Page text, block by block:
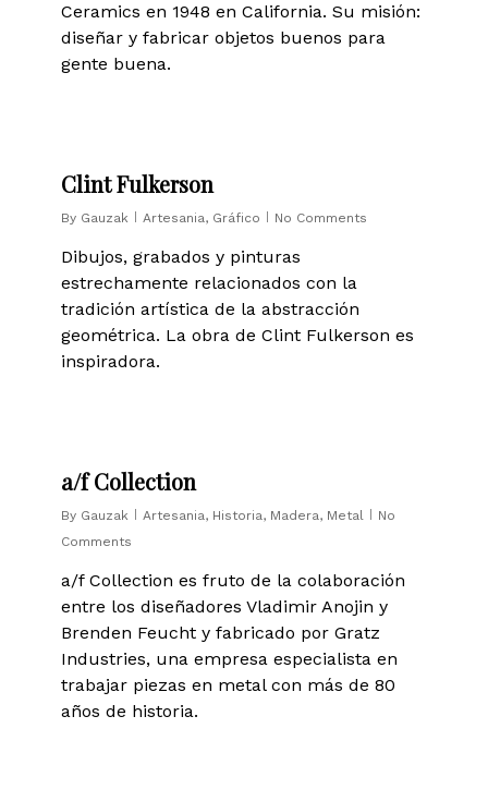
Ceramics en 1948 en California. Su misión:
diseñar y fabricar objetos buenos para
gente buena.
Clint Fulkerson
By Gauzak Artesania, Gráfico No Comments
Dibujos, grabados y pinturas
estrechamente relacionados con la
tradición artística de la abstracción
geométrica. La obra de Clint Fulkerson es
inspiradora.
a/f Collection
By Gauzak Artesania, Historia, Madera, Metal
No
Comments
a/f Collection es fruto de la colaboración
entre los diseñadores Vladimir Anojin y
Brenden Feucht y fabricado por Gratz
Industries, una empresa especialista en
trabajar piezas en metal con más de 80
años de historia.